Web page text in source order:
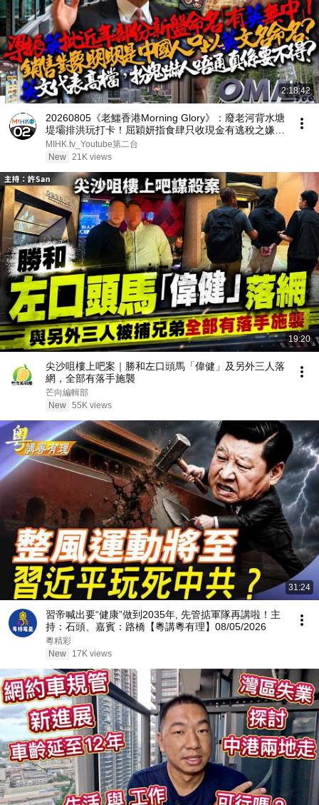
2:18:42
20260805《老鱷香港Morning Glory》：廢老河背水塘
堤壩排洪玩打卡！屈穎妍指食肆只收現金有逃稅之嫌！
梁振英批近年新盤命名有英無中扮高檔！中國進一步制
度化收緊邊控與出境限制，幾時到香港？
MIHK.tv_Youtube第二台
New 21K views
19:20
尖沙咀樓上吧案｜勝和左口頭馬「偉健」及另外三人落
網，全部有落手施襲
芒向編輯部
New 55K views
31:24
習帝喊出要“健康”做到2035年, 先管掂軍隊再講啦！主
持：石頭、嘉賓：路橋【粵講粵有理】08/05/2026
粵精彩
New
17K views